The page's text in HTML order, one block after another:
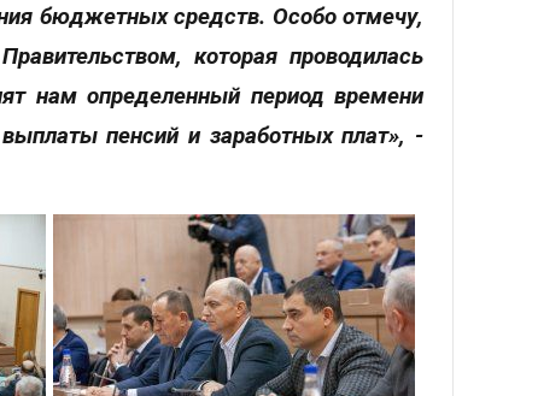
бюджетных средств. Особо отмечу,
которая проводилась
нам определенный период времени
пенсий и заработных плат», -